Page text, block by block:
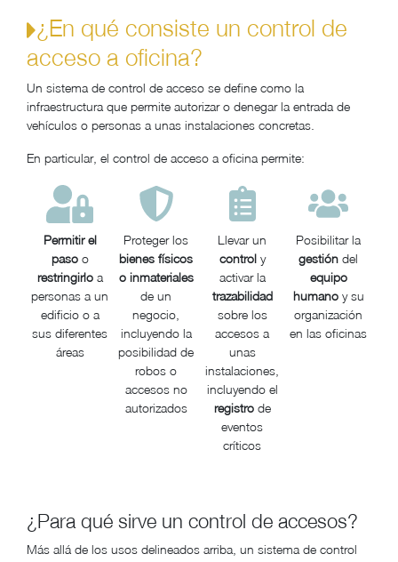
¿En qué consiste un control de
acceso a oficina?
Un sistema de control de acceso se define como la
infraestructura que permite autorizar o denegar la entrada de
vehículos o personas a unas instalaciones concretas.
En particular, el control de acceso a oficina permite:
Permitir el
paso o
restringirlo a
personas a un
edificio o a
sus diferentes
áreas
Proteger los
bienes físicos
o inmateriales
de un
negocio,
incluyendo la
posibilidad de
robos o
accesos no
autorizados
Llevar un
control y
activar la
trazabilidad
sobre los
accesos a
unas
instalaciones,
incluyendo el
registro de
eventos
críticos
Posibilitar la
gestión del
equipo
humanoy su
organización
en las oficinas
¿Para qué sirve un control de accesos?
Más allá de los usos delineados arriba, un sistema de control